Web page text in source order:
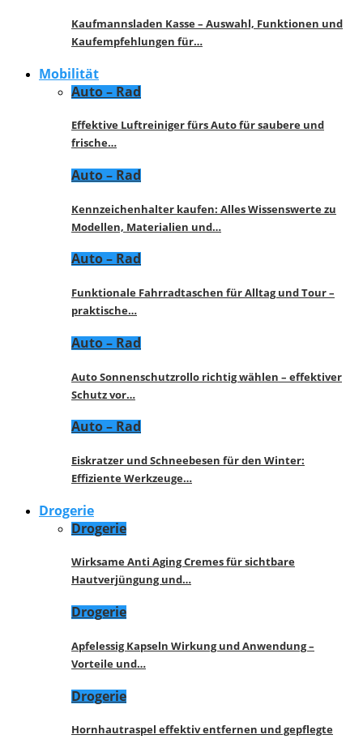
Kaufmannsladen Kasse – Auswahl, Funktionen und
Kaufempfehlungen für…
Mobilität
Auto – Rad
Effektive Luftreiniger fürs Auto für saubere und
frische…
Auto – Rad
Kennzeichenhalter kaufen: Alles Wissenswerte zu
Modellen, Materialien und…
Auto – Rad
Funktionale Fahrradtaschen für Alltag und Tour –
praktische…
Auto – Rad
Auto Sonnenschutzrollo richtig wählen – effektiver
Schutz vor…
Auto – Rad
Eiskratzer und Schneebesen für den Winter:
Effiziente Werkzeuge…
Drogerie
Drogerie
Wirksame Anti Aging Cremes für sichtbare
Hautverjüngung und…
Drogerie
Apfelessig Kapseln Wirkung und Anwendung –
Vorteile und…
Drogerie
Hornhautraspel effektiv entfernen und gepflegte